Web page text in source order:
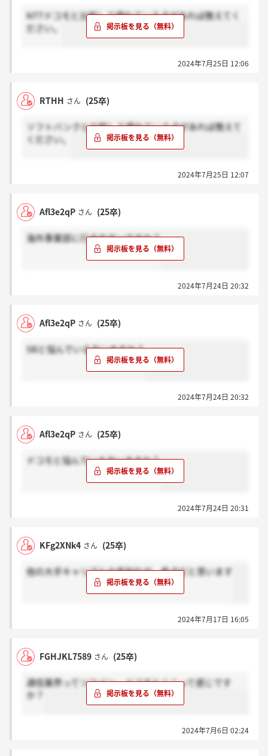
NTTドコモと比較して優れている点があれば教えてく
ださい。
2024年7月25日 12:06
RTHH さん (25卒)
ソフトバンクと比較して優れている点があれば教えて
ください。
2024年7月25日 12:07
Afl3e2qP さん (25卒)
海外事業部に行きやすいですか？
2024年7月24日 20:32
Afl3e2qP さん (25卒)
SBと悩んでいる方いますか？
2024年7月24日 20:32
Afl3e2qP さん (25卒)
ドコモと悩んでいる方いますか？
2024年7月24日 20:31
KFg2XNk4 さん (25卒)
他の大手キャリアとの差別化が、焦点だと思います
2024年7月17日 16:05
FGHJKL7589 さん (25卒)
通信業界ってソフバン・ドコモとここって感じです
か？
2024年7月6日 02:24